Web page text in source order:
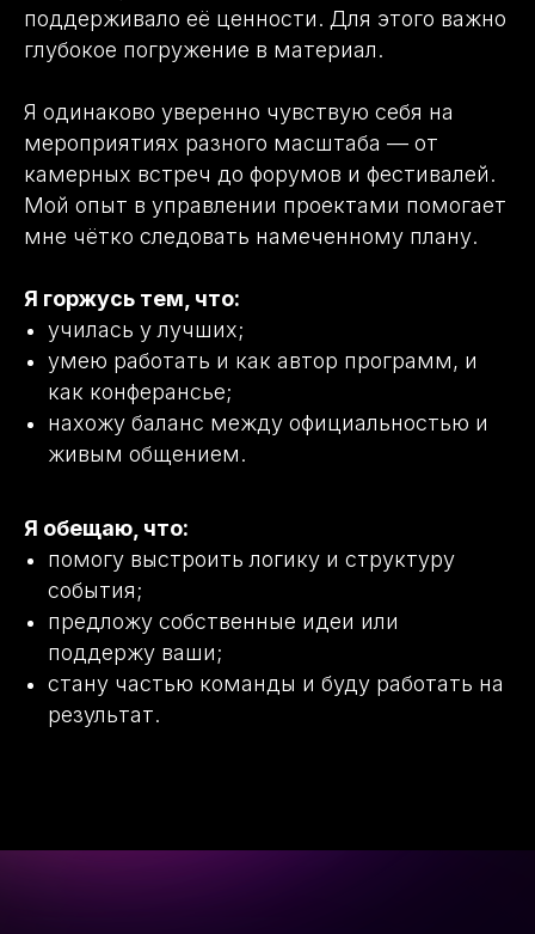
поддерживало её ценности. Для этого важно
глубокое погружение в материал.
Я одинаково уверенно чувствую себя на
мероприятиях разного масштаба — от
камерных встреч до форумов и фестивалей.
Мой опыт в управлении проектами помогает
мне чётко следовать намеченному плану.
Я горжусь тем, что:
училась у лучших;
умею работать и как автор программ, и
как конферансье;
нахожу баланс между официальностью и
живым общением.
Я обещаю, что:
помогу выстроить логику и структуру
события;
предложу собственные идеи или
поддержу ваши;
стану частью команды и буду работать на
результат.